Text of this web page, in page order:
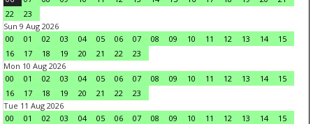
22
23
Sun 9 Aug 2026
00
01 02 03 04 05 06 07 08 09 10 11 12 13 14
15
16
17 18 19 20 21 22
23
Mon 10 Aug 2026
00
01 02 03 04 05 06 07 08 09 10 11 12 13 14
15
16
17 18 19 20 21 22
23
Tue 11 Aug 2026
00
01 02 03 04 05 06 07 08 09 10 11 12 13 14
15